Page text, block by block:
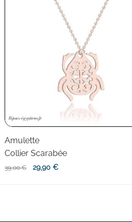
Amulette
Collier Scarabée
39,00€
Le
29,90 €Le